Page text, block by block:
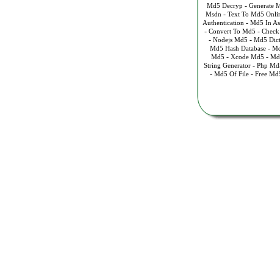
Md5 Decryp - Generate
Msdn - Text To Md5
Authentication - Md5 In
- Convert To Md5 -
- Nodejs Md5 - Md5
Md5 Hash Database-
Md5 - Xcode Md5 -
String Generator - Php
- Md5 Of File- Free